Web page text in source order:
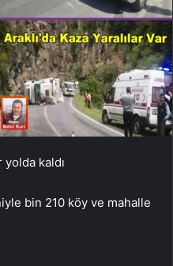
kaldı
bin 210 köy ve mahalle